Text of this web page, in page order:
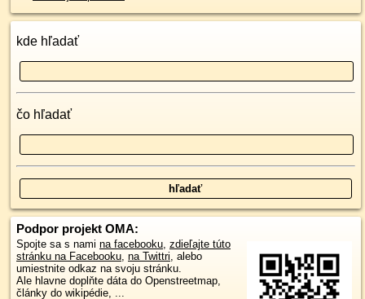
kde hľadať
čo hľadať
Podpor projekt OMA:
Spojte sa s nami na facebooku zdieľajte túto
stránku na Facebooku na Twittri , alebo
umiestnite odkaz na svoju stránku.
Ale hlavne doplňte dáta do Openstreetmap,
články do wikipédie, ...